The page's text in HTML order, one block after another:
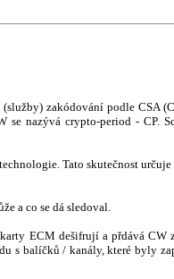
zakódování podle CSA
nazývá crypto-period - CP.
Tato skutečnost určuje
a co se dá sledoval.
ECM dešifrují a přdává CW
s balíčků / kanály, které byly